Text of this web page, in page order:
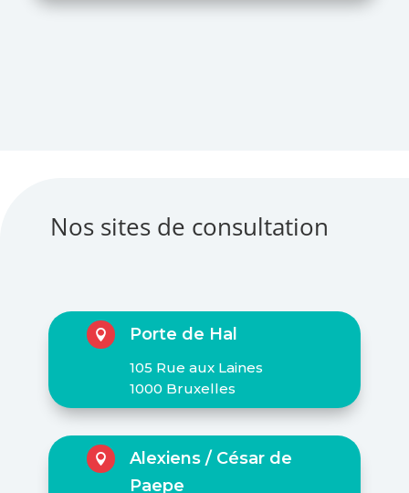
Nos sites de consultation
 Porte de Hal
105 Rue aux Laines
1000 Bruxelles

Alexiens / César de
Paepe